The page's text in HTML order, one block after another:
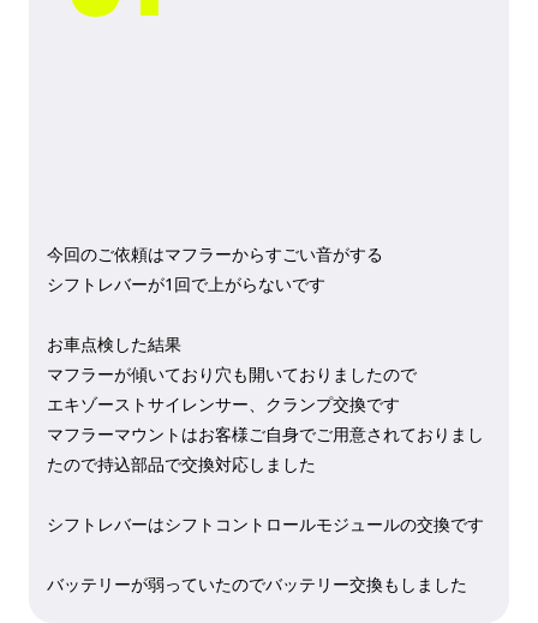
今回のご依頼はマフラーからすごい音がする
シフトレバーが1回で上がらないです
お車点検した結果
マフラーが傾いており穴も開いておりましたので
エキゾーストサイレンサー、クランプ交換です
マフラーマウントはお客様ご自身でご用意されておりまし
たので持込部品で交換対応しました
シフトレバーはシフトコントロールモジュールの交換です
バッテリーが弱っていたのでバッテリー交換もしました